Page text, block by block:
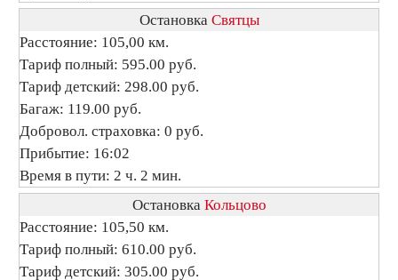
Остановка Святцы
Расстояние: 105,00 км.
Тариф полный: 595.00 руб.
Тариф детский: 298.00 руб.
Багаж: 119.00 руб.
Добровол. страховка: 0 руб.
Прибытие: 16:02
Время в пути: 2 ч. 2 мин.
Остановка Кольцово
Расстояние: 105,50 км.
Тариф полный: 610.00 руб.
Тариф детский: 305.00 руб.